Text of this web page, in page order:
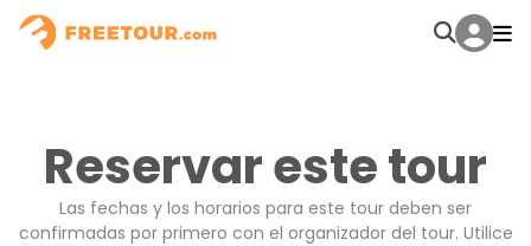
Reservar este tour
Las fechas y los horarios para este tour deben ser
confirmadas por primero con el organizador del tour. Utilice